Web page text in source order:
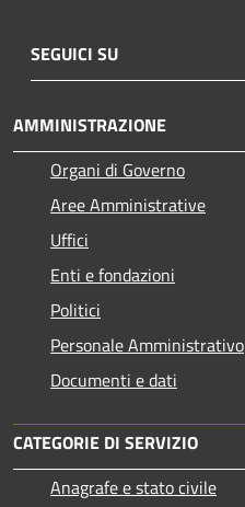
SEGUICI SU
AMMINISTRAZIONE
Organi di Governo
Aree Amministrative
Uffici
Enti e fondazioni
Politici
Personale Amministrativo
Documenti e dati
CATEGORIE DI SERVIZIO
Anagrafe e stato civile